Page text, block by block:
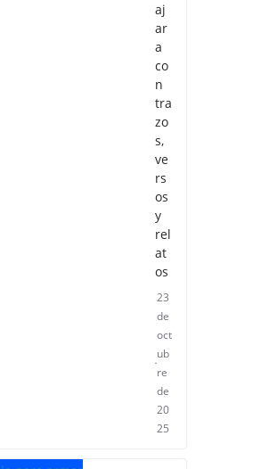
aj
ar
a
co
n
tra
zo
s,
ve
rs
os
y
rel
at
os
23
de
oct
ub
re
de
20
25